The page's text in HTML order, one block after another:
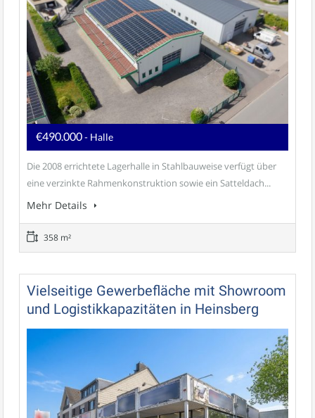
€490.000- Halle
Die 2008 errichtete Lagerhalle in Stahlbauweise verfügt über
eine verzinkte Rahmenkonstruktion sowie ein Satteldach...
Mehr Details
358 m²
Vielseitige Gewerbefläche mit Showroom
und Logistikkapazitäten in Heinsberg